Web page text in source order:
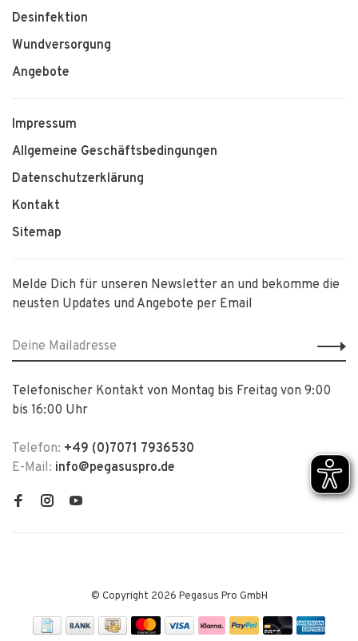
Desinfektion
Wundversorgung
Angebote
Impressum
Allgemeine Geschäftsbedingungen
Datenschutzerklärung
Kontakt
Sitemap
Melde Dich für unseren Newsletter an und bekomme die
neusten Updates und Angebote per Email
Telefonischer Kontakt von Montag bis Freitag von 9:00
bis 16:00 Uhr
Telefon: +49 (0)7071 7936530
E-Mail: info@pegasuspro.de
© Copyright 2026 Pegasus Pro GmbH